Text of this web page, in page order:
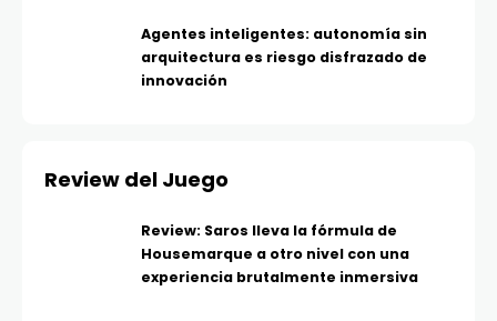
Agentes inteligentes: autonomía sin
arquitectura es riesgo disfrazado de
innovación
Review del Juego
Review: Saros lleva la fórmula de
Housemarque a otro nivel con una
experiencia brutalmente inmersiva